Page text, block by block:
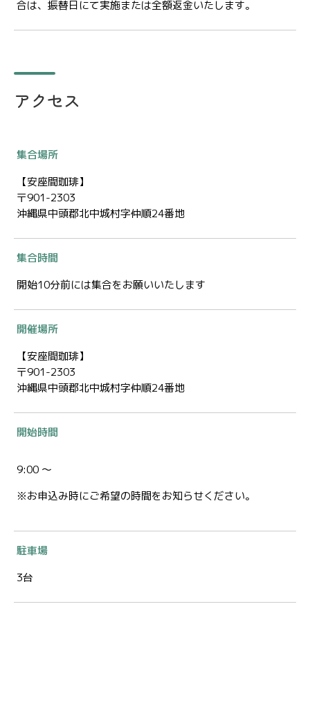
合は、振替日にて実施または全額返金いたします。
アクセス
集合場所
【安座間珈琲】
〒901-2303
沖縄県中頭郡北中城村字仲順24番地
集合時間
開始10分前には集合をお願いいたします
開催場所
【安座間珈琲】
〒901-2303
沖縄県中頭郡北中城村字仲順24番地
開始時間
9:00 ～
※お申込み時にご希望の時間をお知らせください。
駐車場
3台